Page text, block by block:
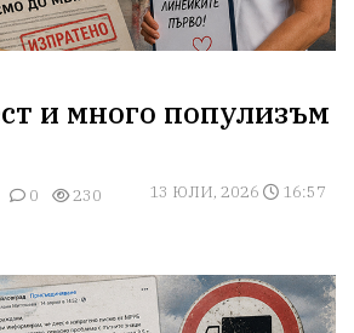
и много популизъм
0 230 13 ЮЛИ, 2026 16:57